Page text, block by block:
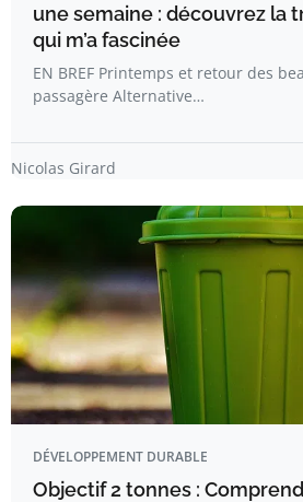
une semaine : découvrez la
qui m’a fascinée
EN BREF Printemps et retour des
passagère Alternative…
Nicolas Girard
DÉVELOPPEMENT DURABLE
Objectif 2 tonnes :